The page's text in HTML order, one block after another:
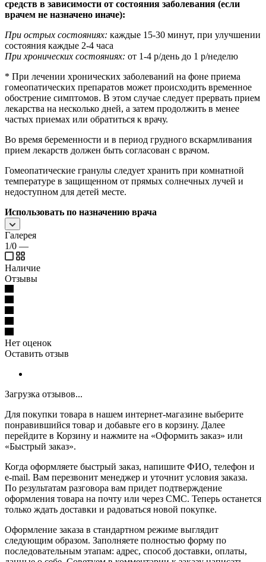
средств в зависимости от состояния заболевания (если
врачем не назначено иначе):
При острых состояниях: каждые 15-30 минут, при улучшении
состояния каждые 2-4 часа
При хронических состояниях: от 1-4 р/день до 1 р/неделю
* При лечении хронических заболеваний на фоне приема
гомеопатических препаратов может происходить временное
обострение симптомов. В этом случае следует прервать прием
лекарства на несколько дней, а затем продолжить в менее
частых приемах или обратиться к врачу.
Во время беременности и в период грудного вскармливания
прием лекарств должен быть согласован с врачом.
Гомеопатические гранулы следует хранить при комнатной
температуре в защищенном от прямых солнечных лучей и
недоступном для детей месте.
Использовать по назначению врача
Галерея
1/0 —
Наличие
Отзывы
Нет оценок
Оставить отзыв
Загрузка отзывов...
Для покупки товара в нашем интернет-магазине выберите
понравившийся товар и добавьте его в корзину. Далее
перейдите в Корзину и нажмите на «Оформить заказ» или
«Быстрый заказ».
Когда оформляете быстрый заказ, напишите ФИО, телефон и
e-mail. Вам перезвонит менеджер и уточнит условия заказа.
По результатам разговора вам придет подтверждение
оформления товара на почту или через СМС. Теперь останется
только ждать доставки и радоваться новой покупке.
Оформление заказа в стандартном режиме выглядит
следующим образом. Заполняете полностью форму по
последовательным этапам: адрес, способ доставки, оплаты,